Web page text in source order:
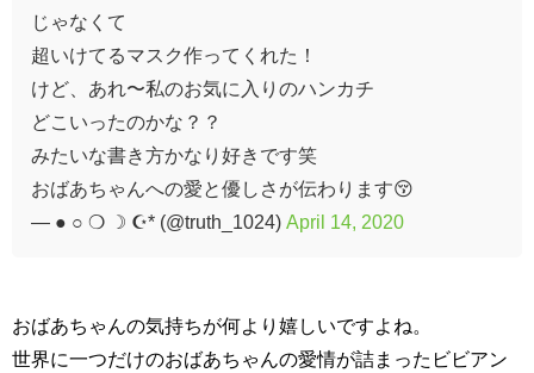
じゃなくて
超いけてるマスク作ってくれた！
けど、あれ〜私のお気に入りのハンカチ
どこいったのかな？？
みたいな書き方かなり好きです笑
おばあちゃんへの愛と優しさが伝わります😚
— ● ○ ❍ ☽ ☪︎* (@truth_1024) April 14, 2020
おばあちゃんの気持ちが何より嬉しいですよね。
世界に一つだけのおばあちゃんの愛情が詰まったビビアン